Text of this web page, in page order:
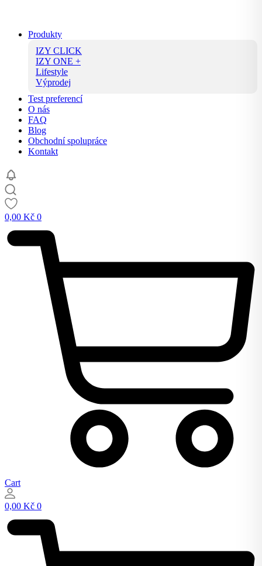
Produkty
IZY CLICK
IZY ONE +
Lifestyle
Výprodej
Test preferencí
O nás
FAQ
Blog
Obchodní spolupráce
Kontakt
0,00 Kč 0
Cart
0,00 Kč 0